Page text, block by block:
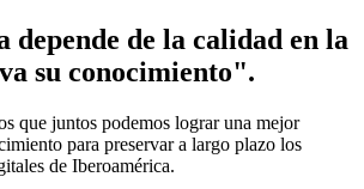
depende de la calidad en la
su conocimiento".
que juntos podemos lograr una mejor
para preservar a largo plazo los
de Iberoamérica.